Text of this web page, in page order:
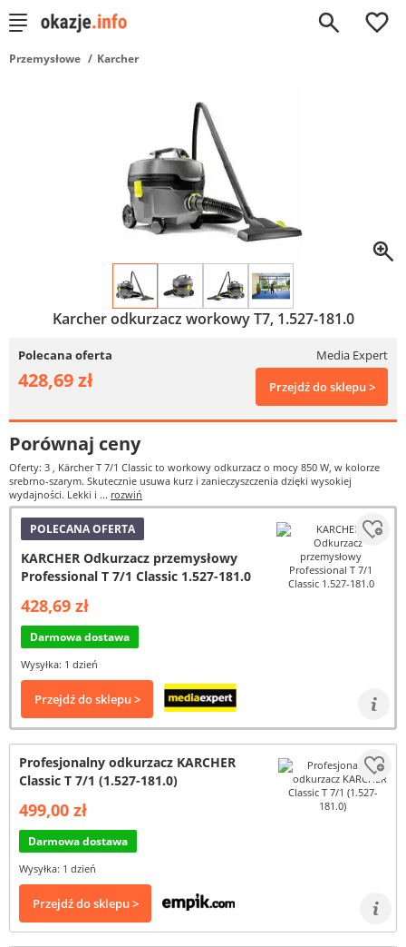
0
Przemysłowe Karcher
Karcher odkurzacz workowy T7, 1.527-181.0
Polecana oferta Media Expert
428,69 zł Przejdź do sklepu >
Porównaj ceny
Oferty: 3 , Kärcher T 7/1 Classic to workowy odkurzacz o mocy 850 W, w kolorze
srebrno-szarym. Skutecznie usuwa kurz i zanieczyszczenia dzięki wysokiej
wydajności. Lekki i ... rozwiń
POLECANA OFERTA
KARCHER Odkurzacz przemysłowy
Professional T 7/1 Classic 1.527-181.0
428,69 zł
Darmowa dostawa
Wysyłka: 1 dzień
Przejdź do sklepu >
Profesjonalny odkurzacz KARCHER
Classic T 7/1 (1.527-181.0)
499,00 zł
Darmowa dostawa
Wysyłka: 1 dzień
Przejdź do sklepu >